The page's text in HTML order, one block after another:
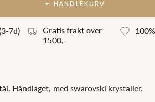
+ HANDLEKURV
-7d)
Gratis frakt over
1500,-
Håndlaget, med swarovski krystaller.